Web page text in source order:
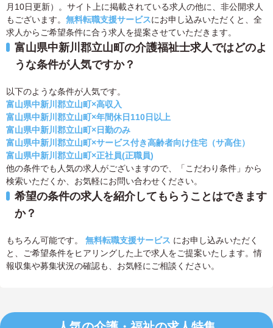
月10日更新）。サイト上に掲載されている求人の他に、非公開求人
もございます。 無料転職支援サービスにお申し込みいただくと、全
求人からご希望条件に合う求人を提案させていただきます。
富山県中新川郡立山町の介護福祉士求人ではどのよ
うな条件が人気ですか？
以下のような条件が人気です。
富山県中新川郡立山町×高収入
富山県中新川郡立山町×年間休日110日以上
富山県中新川郡立山町×日勤のみ
富山県中新川郡立山町×サービス付き高齢者向け住宅（サ高住）
富山県中新川郡立山町×正社員(正職員)
他の条件でも人気の求人がございますので、「こだわり条件」から
検索いただくか、お気軽にお問い合わせください。
希望の条件の求人を紹介してもらうことはできます
か？
もちろん可能です。 無料転職支援サービス にお申し込みいただく
と、ご希望条件をヒアリングした上で求人をご提案いたします。情
報収集や募集状況の確認も、お気軽にご相談ください。